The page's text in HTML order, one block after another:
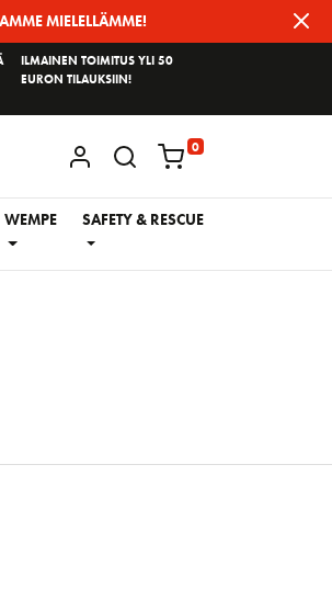
MIELELLÄMME!
ILMAINEN TOIMITUS YLI 50
EURON TILAUKSIIN!
KIRJAUDU / REKISTERÖIDY
0
WEMPE SAFETY & RESCUE